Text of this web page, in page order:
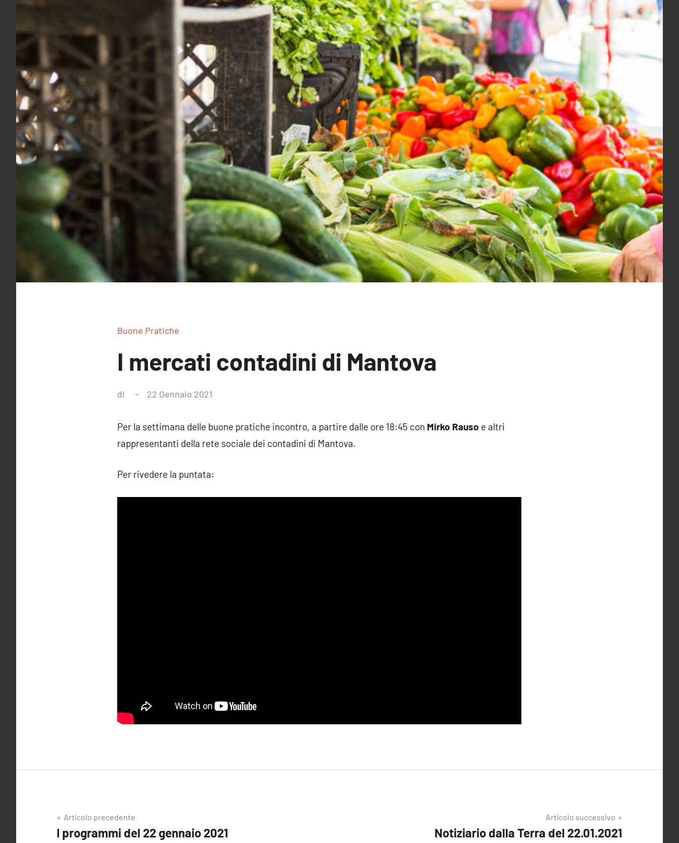
Buone Pratiche
I mercati contadini di Mantova
di 22 Gennaio 2021
Per la settimana delle buone pratiche incontro, a partire dalle ore 18:45 con Mirko Rauso e altri
rappresentanti della rete sociale dei contadini di Mantova.
Per rivedere la puntata:
Navigazione
articoli
Articolo precedente
I programmi del 22 gennaio 2021
Articolo successivo
Notiziario dalla Terra del 22.01.2021